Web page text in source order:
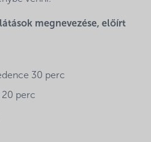
megnevezése, előírt
30 perc
20 perc